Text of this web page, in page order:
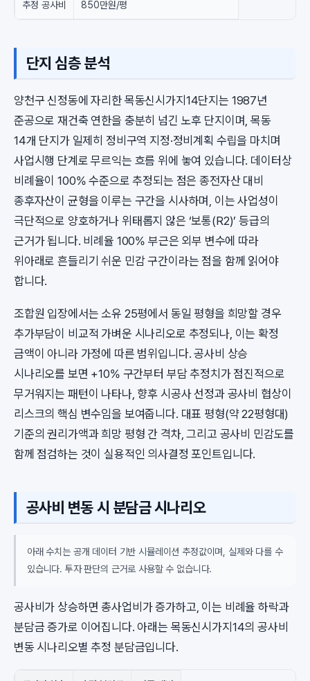
추정 공사비 850만원/평
단지 심층 분석
양천구 신정동에 자리한 목동신시가지14단지는 1987년
준공으로 재건축 연한을 충분히 넘긴 노후 단지이며, 목동
14개 단지가 일제히 정비구역 지정·정비계획 수립을 마치며
사업시행 단계로 무르익는 흐름 위에 놓여 있습니다. 데이터상
비례율이 100% 수준으로 추정되는 점은 종전자산 대비
종후자산이 균형을 이루는 구간을 시사하며, 이는 사업성이
극단적으로 양호하거나 위태롭지 않은 ‘보통(R2)’ 등급의
근거가 됩니다. 비례율 100% 부근은 외부 변수에 따라
위아래로 흔들리기 쉬운 민감 구간이라는 점을 함께 읽어야
합니다.
조합원 입장에서는 소유 25평에서 동일 평형을 희망할 경우
추가부담이 비교적 가벼운 시나리오로 추정되나, 이는 확정
금액이 아니라 가정에 따른 범위입니다. 공사비 상승
시나리오를 보면 +10% 구간부터 부담 추정치가 점진적으로
무거워지는 패턴이 나타나, 향후 시공사 선정과 공사비 협상이
리스크의 핵심 변수임을 보여줍니다. 대표 평형(약 22평형대)
기준의 권리가액과 희망 평형 간 격차, 그리고 공사비 민감도를
함께 점검하는 것이 실용적인 의사결정 포인트입니다.
공사비 변동 시 분담금 시나리오
아래 수치는 공개 데이터 기반 시뮬레이션 추정값이며, 실제와 다를 수
있습니다. 투자 판단의 근거로 사용할 수 없습니다.
공사비가 상승하면 총사업비가 증가하고, 이는 비례율 하락과
분담금 증가로 이어집니다. 아래는 목동신시가지14의 공사비
변동 시나리오별 추정 분담금입니다.